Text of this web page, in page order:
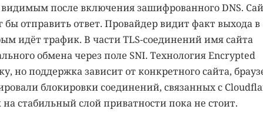
после включения зашифрованного DNS.
отправить ответ. Провайдер видит факт выхода в
идёт трафик. В части TLS-соединений имя сайта
обмена через поле SNI. Технология Encrypted
но поддержка зависит от конкретного сайта,
блокировки соединений, связанных с
на стабильный слой приватности пока не стоит.